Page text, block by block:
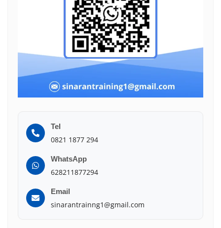
Tel
0821 1877 294
WhatsApp
628211877294
Email
sinarantrainng1@gmail.com